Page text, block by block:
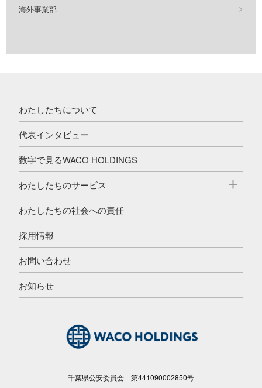
海外事業部
千葉県公安委員会 第441090002850号
わたしたちについて
代表インタビュー
数字で見るWACO HOLDINGS
わたしたちのサービス
わたしたちの社会への責任
採用情報
お問い合わせ
お知らせ